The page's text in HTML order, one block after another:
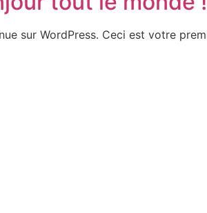
sur WordPress. Ceci est votre